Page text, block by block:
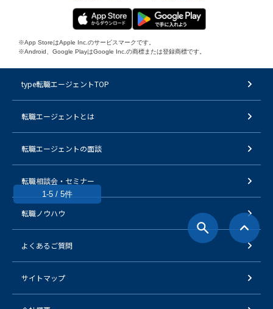
1-5 / 5件
※App StoreはApple Inc.のサービスマークです。
※Android、Google PlayはGoogle Inc.の商標または登録商標です。
type転職エージェントTOP
転職エージェントとは
転職エージェントの面談
転職相談会・セミナー
転職ノウハウ
よくあるご質問
サイトマップ